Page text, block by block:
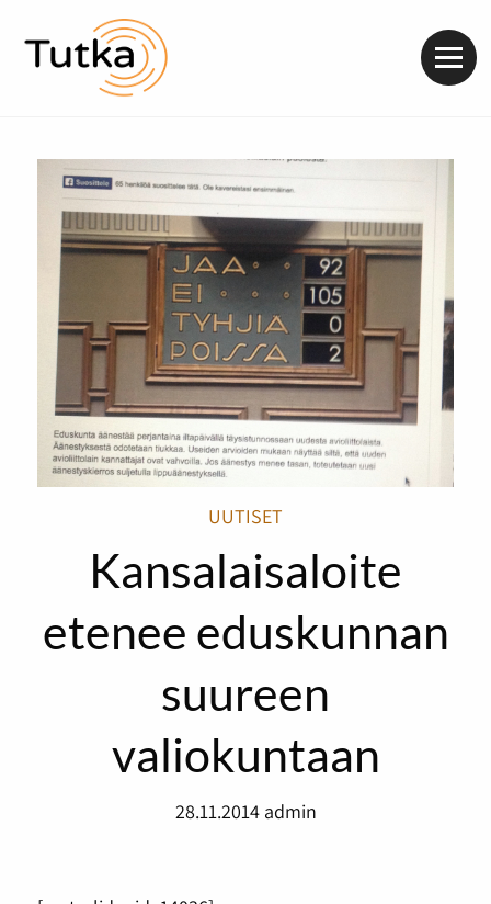
UUTISET
Kansalaisaloite
etenee eduskunnan
suureen
valiokuntaan
28.11.2014 admin